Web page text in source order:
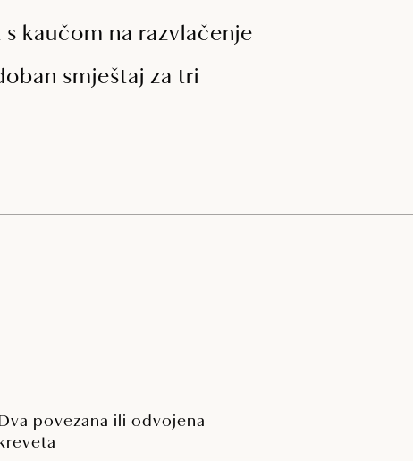
kaučom na razvlačenje
smještaj za tri
povezana ili odvojena